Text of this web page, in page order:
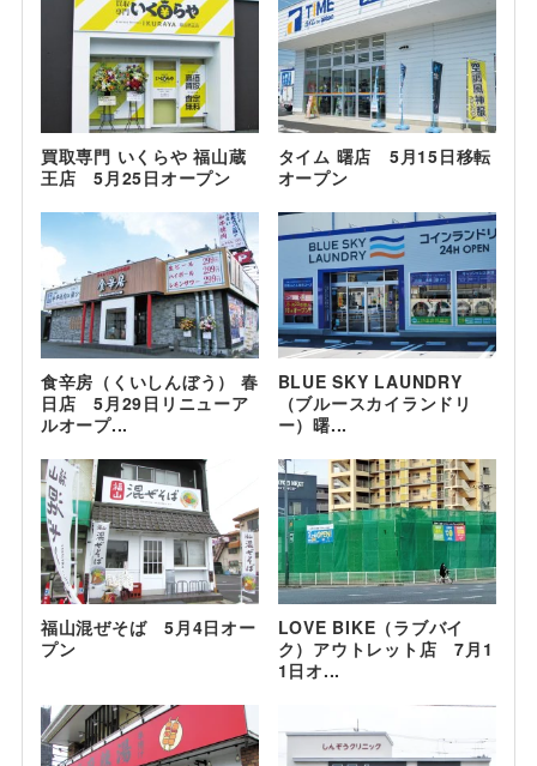
買取専門 いくらや 福山蔵
王店 5月25日オープン
タイム 曙店 5月15日移転
オープン
食辛房（くいしんぼう） 春
日店 5月29日リニューア
ルオープ...
BLUE SKY LAUNDRY
（ブルースカイランドリ
ー）曙...
福山混ぜそば 5月4日オー
プン
LOVE BIKE（ラブバイ
ク）アウトレット店 7月1
1日オ...